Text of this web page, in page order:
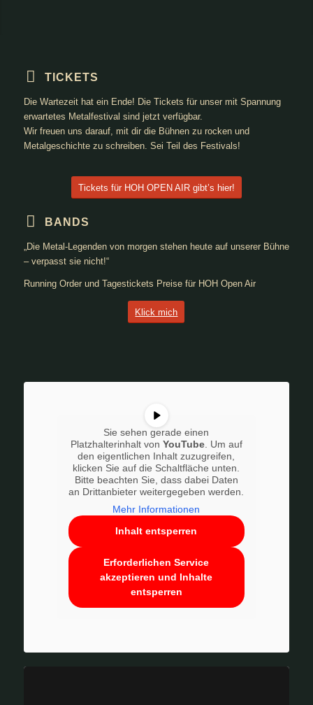
TICKETS
Die Wartezeit hat ein Ende! Die Tickets für unser mit Spannung
erwartetes Metalfestival sind jetzt verfügbar.
Wir freuen uns darauf, mit dir die Bühnen zu rocken und
Metalgeschichte zu schreiben. Sei Teil des Festivals!
Tickets für HOH OPEN AIR gibt’s hier!
BANDS
„Die Metal-Legenden von morgen stehen heute auf unserer Bühne
– verpasst sie nicht!“
Running Order und Tagestickets Preise für HOH Open Air
Klick mich
Sie sehen gerade einen
Platzhalterinhalt von YouTube. Um auf
den eigentlichen Inhalt zuzugreifen,
klicken Sie auf die Schaltfläche unten.
Bitte beachten Sie, dass dabei Daten
an Drittanbieter weitergegeben werden.
Mehr Informationen
Inhalt entsperren
Erforderlichen Service
akzeptieren und Inhalte
entsperren